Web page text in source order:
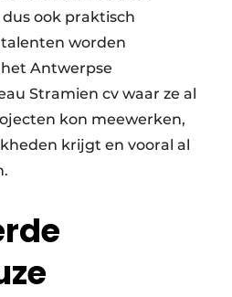
ook praktisch
worden
Antwerpse
Stramien cv waar ze al
kon meewerken,
krijgt en vooral al